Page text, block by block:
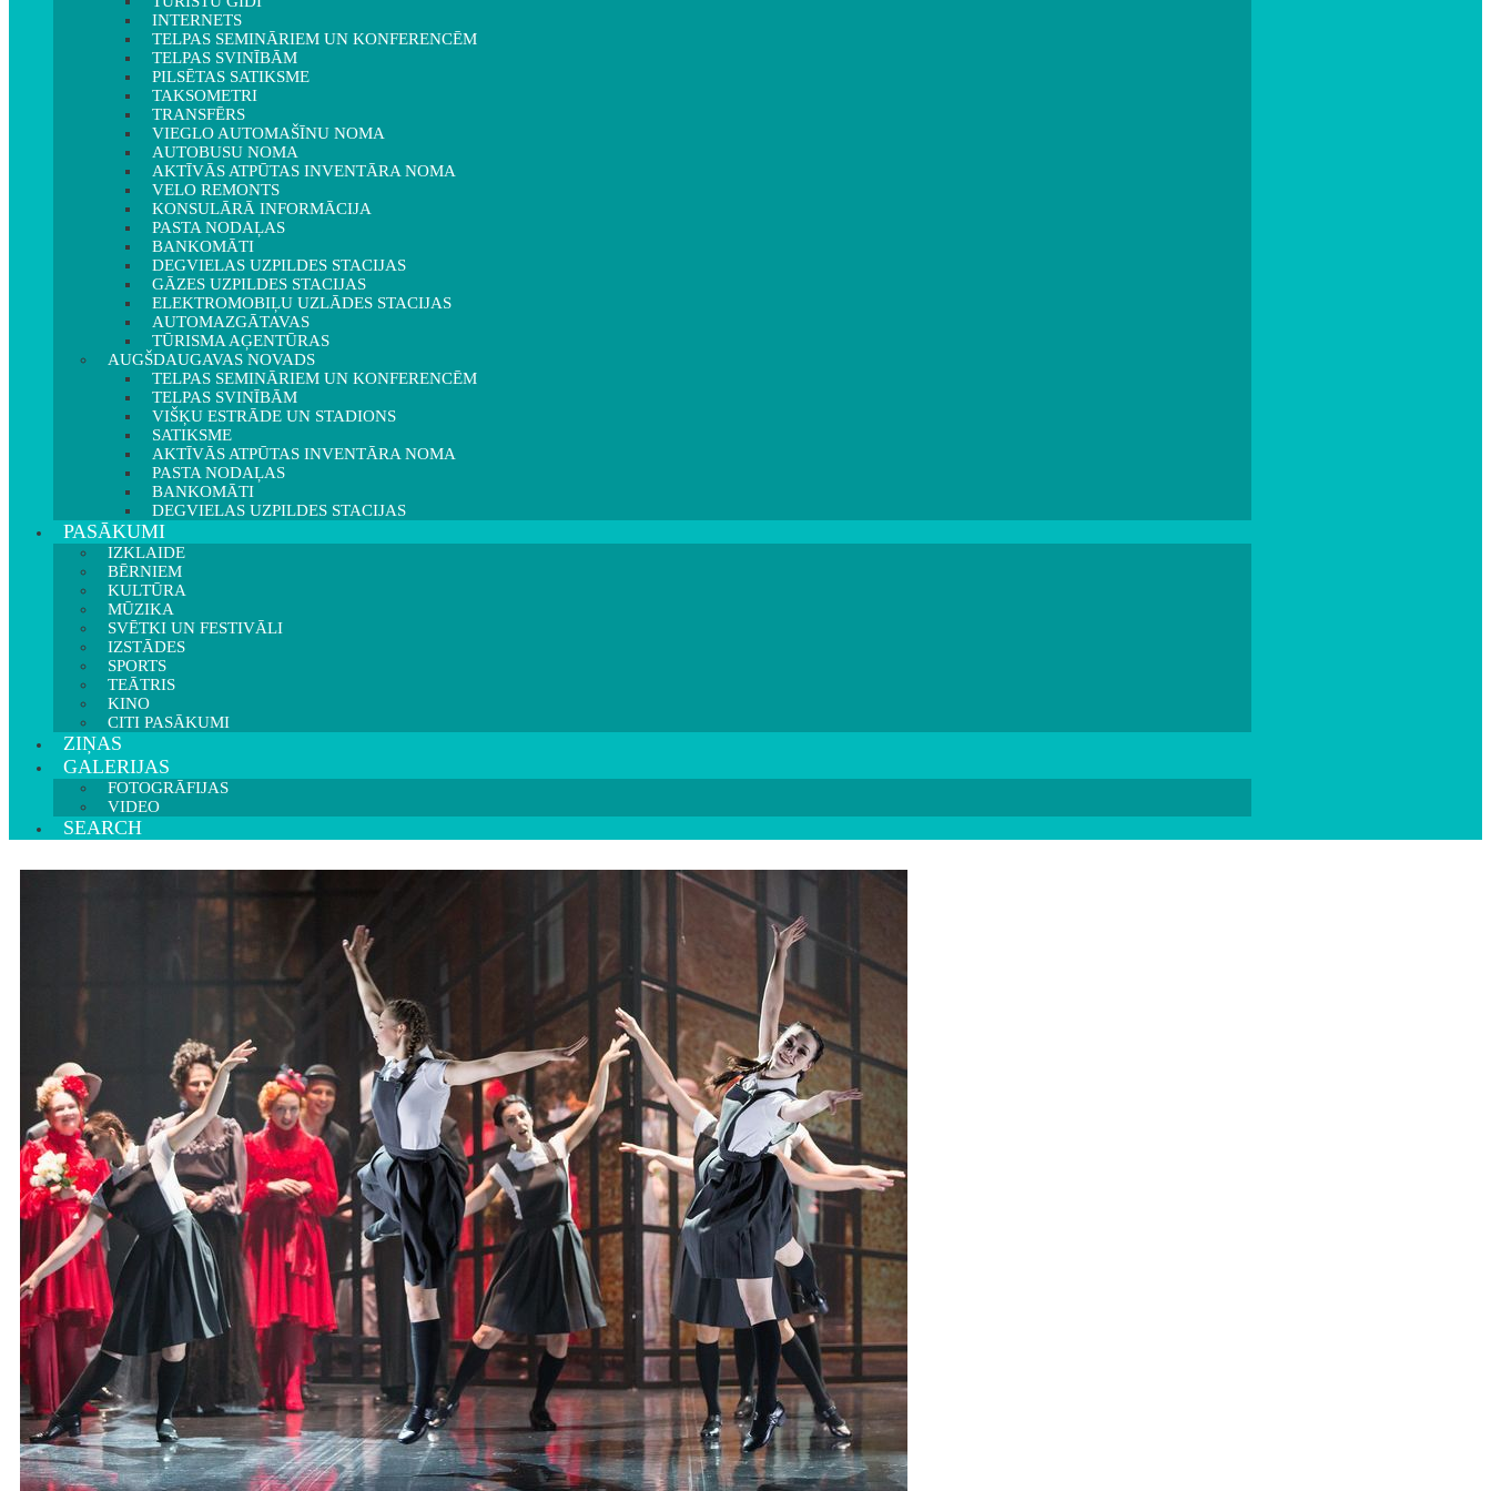
INTERNETS
TELPAS SEMINĀRIEM UN KONFERENCĒM
TELPAS SVINĪBĀM
PILSĒTAS SATIKSME
TAKSOMETRI
TRANSFĒRS
VIEGLO AUTOMAŠĪNU NOMA
AUTOBUSU NOMA
AKTĪVĀS ATPŪTAS INVENTĀRA NOMA
VELO REMONTS
KONSULĀRĀ INFORMĀCIJA
PASTA NODAĻAS
BANKOMĀTI
DEGVIELAS UZPILDES STACIJAS
GĀZES UZPILDES STACIJAS
ELEKTROMOBIĻU UZLĀDES STACIJAS
AUTOMAZGĀTAVAS
TŪRISMA AĢENTŪRAS
AUGŠDAUGAVAS NOVADS
TELPAS SEMINĀRIEM UN KONFERENCĒM
TELPAS SVINĪBĀM
VIŠĶU ESTRĀDE UN STADIONS
SATIKSME
AKTĪVĀS ATPŪTAS INVENTĀRA NOMA
PASTA NODAĻAS
BANKOMĀTI
DEGVIELAS UZPILDES STACIJAS
PASĀKUMI
IZKLAIDE
BĒRNIEM
KULTŪRA
MŪZIKA
SVĒTKI UN FESTIVĀLI
IZSTĀDES
SPORTS
TEĀTRIS
KINO
CITI PASĀKUMI
ZIŅAS
GALERIJAS
FOTOGRĀFIJAS
VIDEO
SEARCH